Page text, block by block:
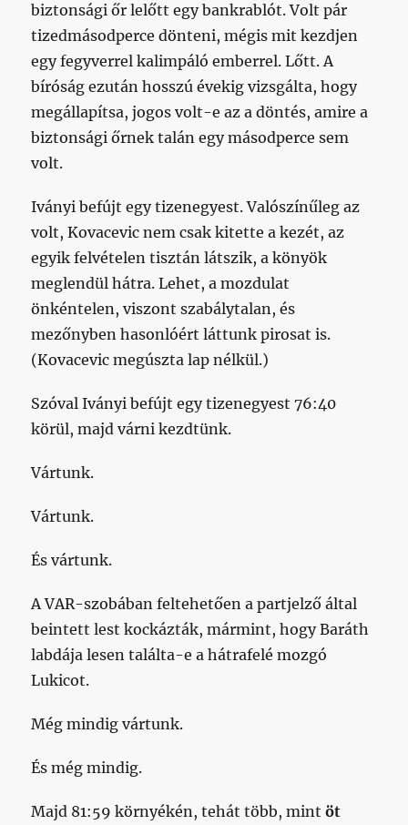
biztonsági őr lelőtt egy bankrablót. Volt pár
tizedmásodperce dönteni, mégis mit kezdjen
egy fegyverrel kalimpáló emberrel. Lőtt. A
bíróság ezután hosszú évekig vizsgálta, hogy
megállapítsa, jogos volt-e az a döntés, amire a
biztonsági őrnek talán egy másodperce sem
volt.
Iványi befújt egy tizenegyest. Valószínűleg az
volt, Kovacevic nem csak kitette a kezét, az
egyik felvételen tisztán látszik, a könyök
meglendül hátra. Lehet, a mozdulat
önkéntelen, viszont szabálytalan, és
mezőnyben hasonlóért láttunk pirosat is.
(Kovacevic megúszta lap nélkül.)
Szóval Iványi befújt egy tizenegyest 76:40
körül, majd várni kezdtünk.
Vártunk.
Vártunk.
És vártunk.
A VAR-szobában feltehetően a partjelző által
beintett lest kockázták, mármint, hogy Baráth
labdája lesen találta-e a hátrafelé mozgó
Lukicot.
Még mindig vártunk.
És még mindig.
Majd 81:59 környékén, tehát több, mintöt